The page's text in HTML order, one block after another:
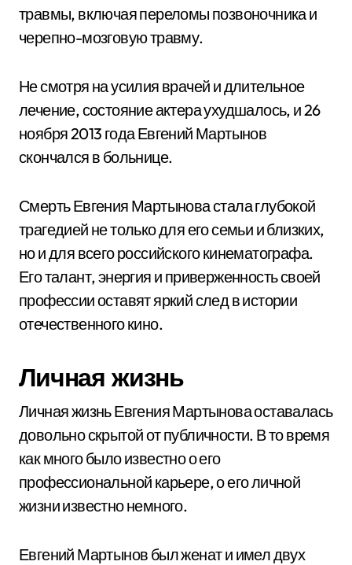
травмы, включая переломы позвоночника и
черепно-мозговую травму.
Не смотря на усилия врачей и длительное
лечение, состояние актера ухудшалось, и 26
ноября 2013 года Евгений Мартынов
скончался в больнице.
Смерть Евгения Мартынова стала глубокой
трагедией не только для его семьи и близких,
но и для всего российского кинематографа.
Его талант, энергия и приверженность своей
профессии оставят яркий след в истории
отечественного кино.
Личная жизнь
Личная жизнь Евгения Мартынова оставалась
довольно скрытой от публичности. В то время
как много было известно о его
профессиональной карьере, о его личной
жизни известно немного.
Евгений Мартынов был женат и имел двух